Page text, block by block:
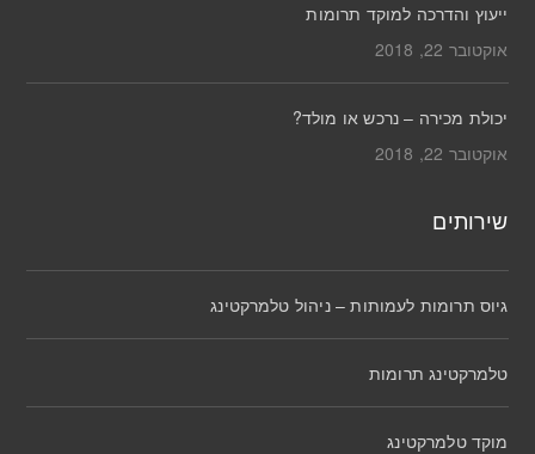
ייעוץ והדרכה למוקד תרומות
אוקטובר 22, 2018
יכולת מכירה – נרכש או מולד?
אוקטובר 22, 2018
שירותים
גיוס תרומות לעמותות – ניהול טלמרקטינג
טלמרקטינג תרומות
מוקד טלמרקטינג